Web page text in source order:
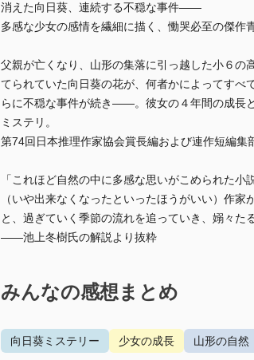
消えた向日葵、連続する不穏な事件――
多感な少女の感情を繊細に描く、慟哭必至の傑作
父親が亡くなり、山形の集落に引っ越した小６の
てられていた向日葵の花が、何者かによってすべ
らに不穏な事件が続き――。彼女の４年間の成長
ミステリ。
第74回日本推理作家協会賞長編および連作短編集
「これほど自然の中に多感な思いがこめられた
（いや出来なくなったといったほうがいい）作
と、過ぎていく季節の流れを追っていき、嫋々た
――池上冬樹氏の解説より抜粋
みんなの感想まとめ
向日葵ミステリー 少女の成長 山形の自然